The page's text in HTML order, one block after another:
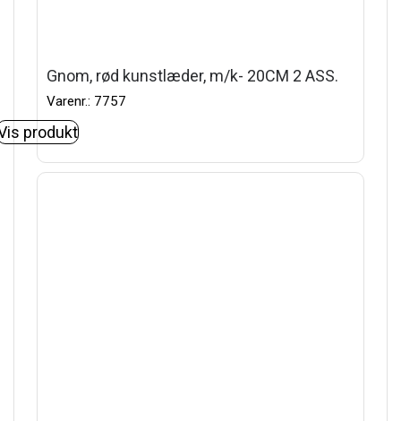
Gnom, rød kunstlæder, m/k- 20CM 2 ASS.
Varenr.: 7757
produkt